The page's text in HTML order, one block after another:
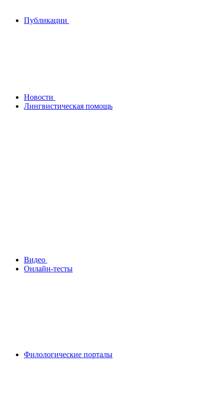
Публикации
Новости
Лингвистическая помощь
Видео
Онлайн-тесты
Филологические порталы